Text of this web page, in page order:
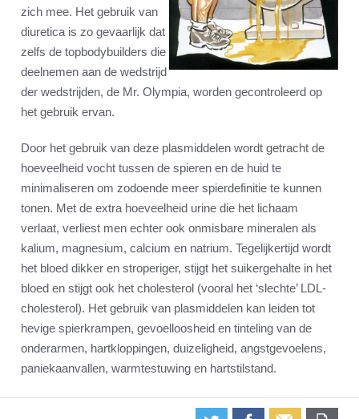
zich mee. Het gebruik van
diuretica is zo gevaarlijk dat
zelfs de topbodybuilders die
deelnemen aan de wedstrijd
der wedstrijden, de Mr. Olympia, worden gecontroleerd op
het gebruik ervan.
Door het gebruik van deze plasmiddelen wordt getracht de
hoeveelheid vocht tussen de spieren en de huid te
minimaliseren om zodoende meer spierdefinitie te kunnen
tonen. Met de extra hoeveelheid urine die het lichaam
verlaat, verliest men echter ook onmisbare mineralen als
kalium, magnesium, calcium en natrium. Tegelijkertijd wordt
het bloed dikker en stroperiger, stijgt het suikergehalte in het
bloed en stijgt ook het cholesterol (vooral het ‘slechte’ LDL-
cholesterol). Het gebruik van plasmiddelen kan leiden tot
hevige spierkrampen, gevoelloosheid en tinteling van de
onderarmen, hartkloppingen, duizeligheid, angstgevoelens,
paniekaanvallen, warmtestuwing en hartstilstand.